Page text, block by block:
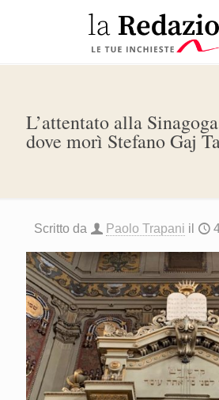
L’attentato alla
dove morì Stefano Gaj
Scritto da Paolo Trapani il